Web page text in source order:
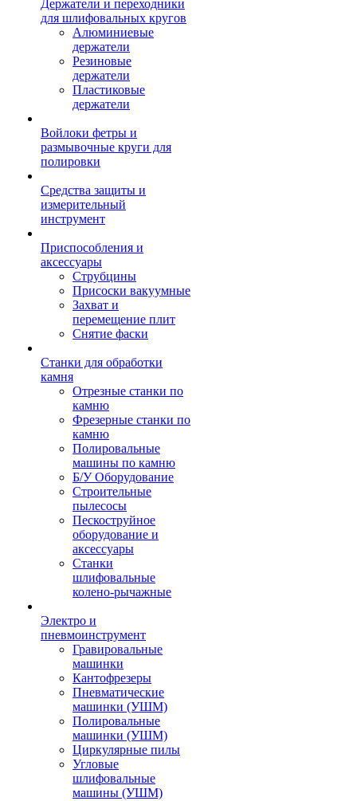
Держатели и переходники
для шлифовальных кругов
Алюминиевые
держатели
Резиновые
держатели
Пластиковые
держатели
Войлоки фетры и
размывочные круги для
полировки
Средства защиты и
измерительный
инструмент
Приспособления и
аксессуары
Струбцины
Присоски вакуумные
Захват и
перемещение плит
Снятие фаски
Станки для обработки
камня
Отрезные станки по
камню
Фрезерные станки по
камню
Полировальные
машины по камню
Б/У Оборудование
Строительные
пылесосы
Пескоструйное
оборудование и
аксессуары
Станки
шлифовальные
колено-рычажные
Электро и
пневмоинструмент
Гравировальные
машинки
Кантофрезеры
Пневматические
машинки (УШМ)
Полировальные
машинки (УШМ)
Циркулярные пилы
Угловые
шлифовальные
машины (УШМ)